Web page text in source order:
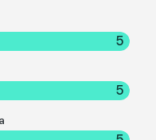
5
5